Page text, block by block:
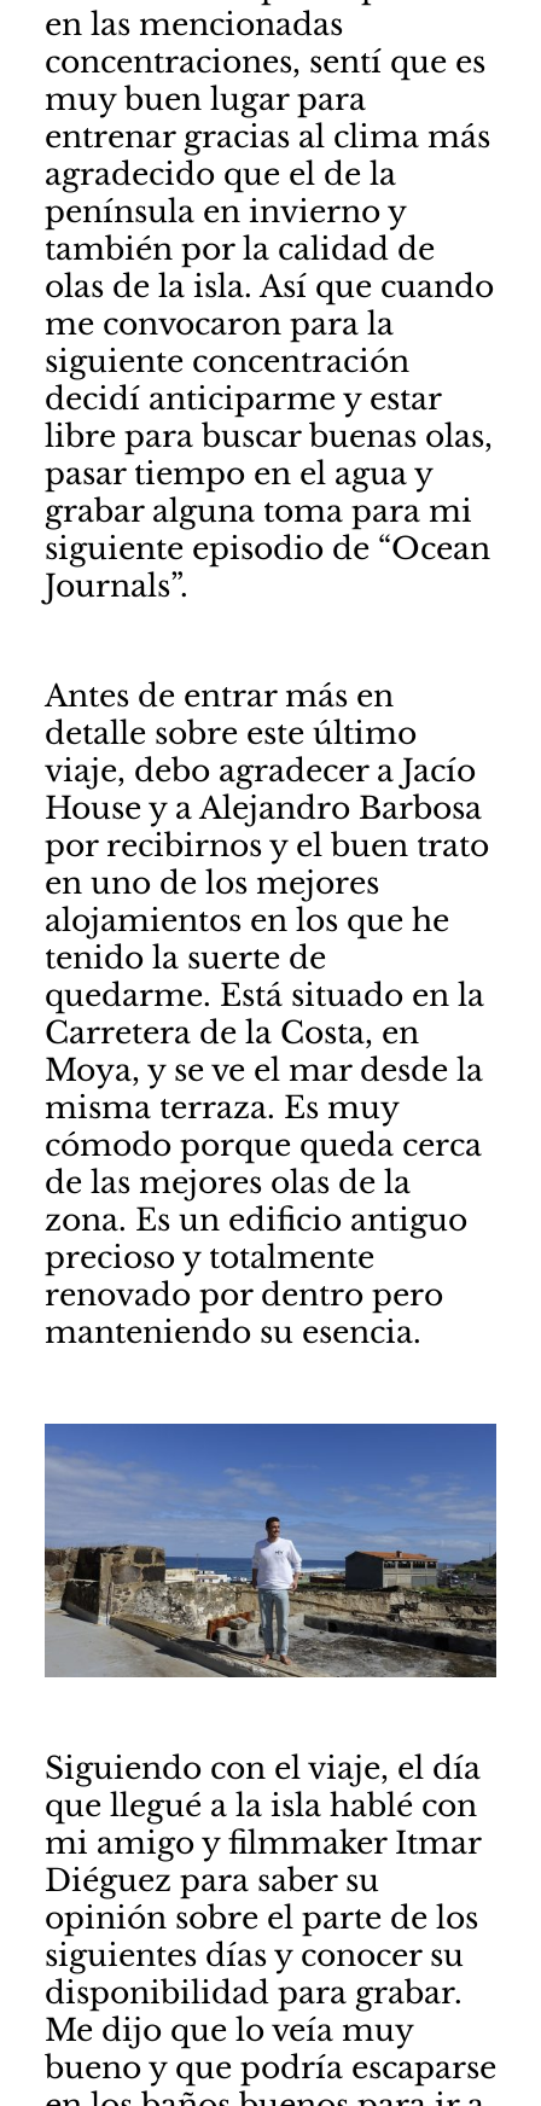
en las mencionadas
concentraciones, sentí que es
muy buen lugar para
entrenar gracias al clima más
agradecido que el de la
península en invierno y
también por la calidad de
olas de la isla. Así que cuando
me convocaron para la
siguiente concentración
decidí anticiparme y estar
libre para buscar buenas olas,
pasar tiempo en el agua y
grabar alguna toma para mi
siguiente episodio de “Ocean
Journals”.
Antes de entrar más en
detalle sobre este último
viaje, debo agradecer a Jacío
Housey aAlejandro Barbosa
por recibirnos y el buen trato
en uno de los mejores
alojamientos en los que he
tenido la suerte de
quedarme. Está situado en la
Carretera de la Costa, en
Moya, y se ve el mar desde la
misma terraza. Es muy
cómodo porque queda cerca
de las mejores olas de la
zona. Es un edificio antiguo
precioso y totalmente
renovado por dentro pero
manteniendo su esencia.
Siguiendo con el viaje, el día
que llegué a la isla hablé con
mi amigo y filmmaker Itmar
Diéguez para saber su
opinión sobre el parte de los
siguientes días y conocer su
disponibilidad para grabar.
Me dijo que lo veía muy
bueno y que podría escaparse